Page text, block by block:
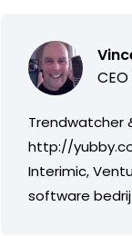
Trendwatcher
http://
Interimic,
software